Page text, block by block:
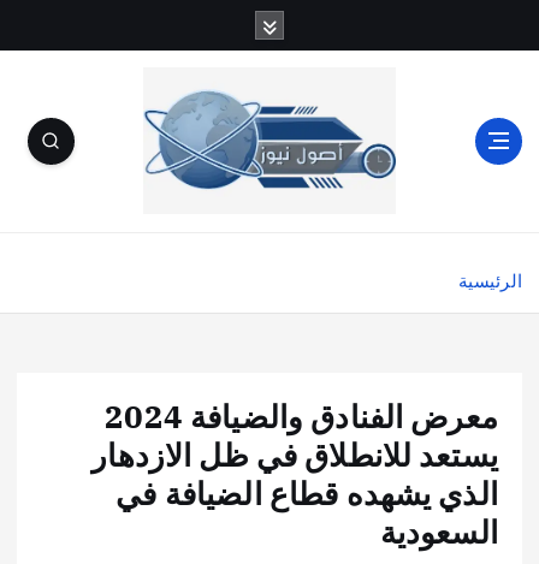
ل
الرئيسية
معرض الفنادق والضيافة 2024
يستعد للانطلاق في ظل الازدهار
الذي يشهده قطاع الضيافة في
السعودية